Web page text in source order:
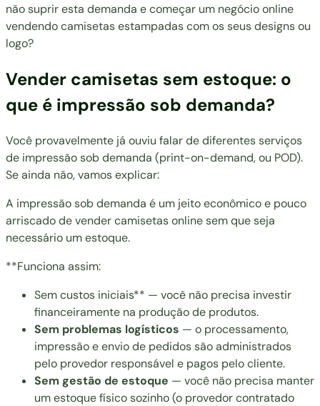
não suprir esta demanda e começar um negócio online
vendendo camisetas estampadas com os seus designs ou
logo?
Vender camisetas sem estoque: o
que é impressão sob demanda?
Você provavelmente já ouviu falar de diferentesserviços
de impressão sob demanda (print-on-demand, ou POD).
Se ainda não, vamos explicar:
A impressão sob demanda é um jeito econômico e pouco
arriscado de vender camisetas online sem que seja
necessário um estoque.
**Funciona assim:
Sem custos iniciais** — você não precisa investir
financeiramente na produção de produtos.
Sem problemas logísticos — o processamento,
impressão e envio de pedidos são administrados
pelo provedor responsável e pagos pelo cliente.
Sem gestão de estoque — você não precisa manter
um estoque físico sozinho (o provedor contratado